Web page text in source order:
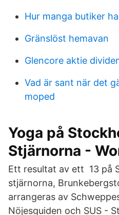
Hur manga butiker
Gränslöst hemavan
Glencore aktie
Vad är sant när det
moped
Yoga på
Stjärnorna -
Ett resultat av ett 13 på
stjärnorna,
arrangeras av
Nöjesguiden och SUS -